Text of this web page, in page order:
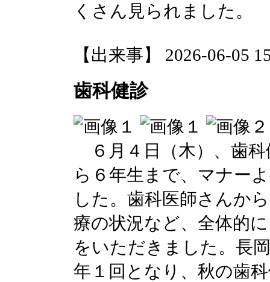
くさん見られました。
【出来事】 2026-06-05
歯科健診
６月４日（木）、歯
ら６年生まで、マナー
した。歯科医師さんか
療の状況など、全体的
をいただきました。長
年１回となり、秋の歯